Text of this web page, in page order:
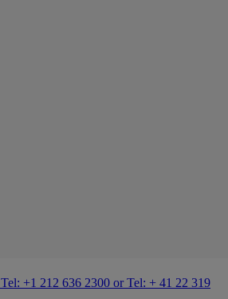
Tel: +1 212 636 2300 or Tel: + 41 22 319